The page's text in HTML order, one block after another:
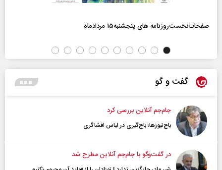
صفحات‌نخست‌روزنامه ها‌ی پنجشنبه‌۱۵ مردادماه
گفت و گو
جام‌جم آنلاین بررسی کرد
باج‌نیوزها؛ باج‌گیری در لباس افشاگری
در گفت‌و‌گو با جام‌جم آنلاین مطرح شد